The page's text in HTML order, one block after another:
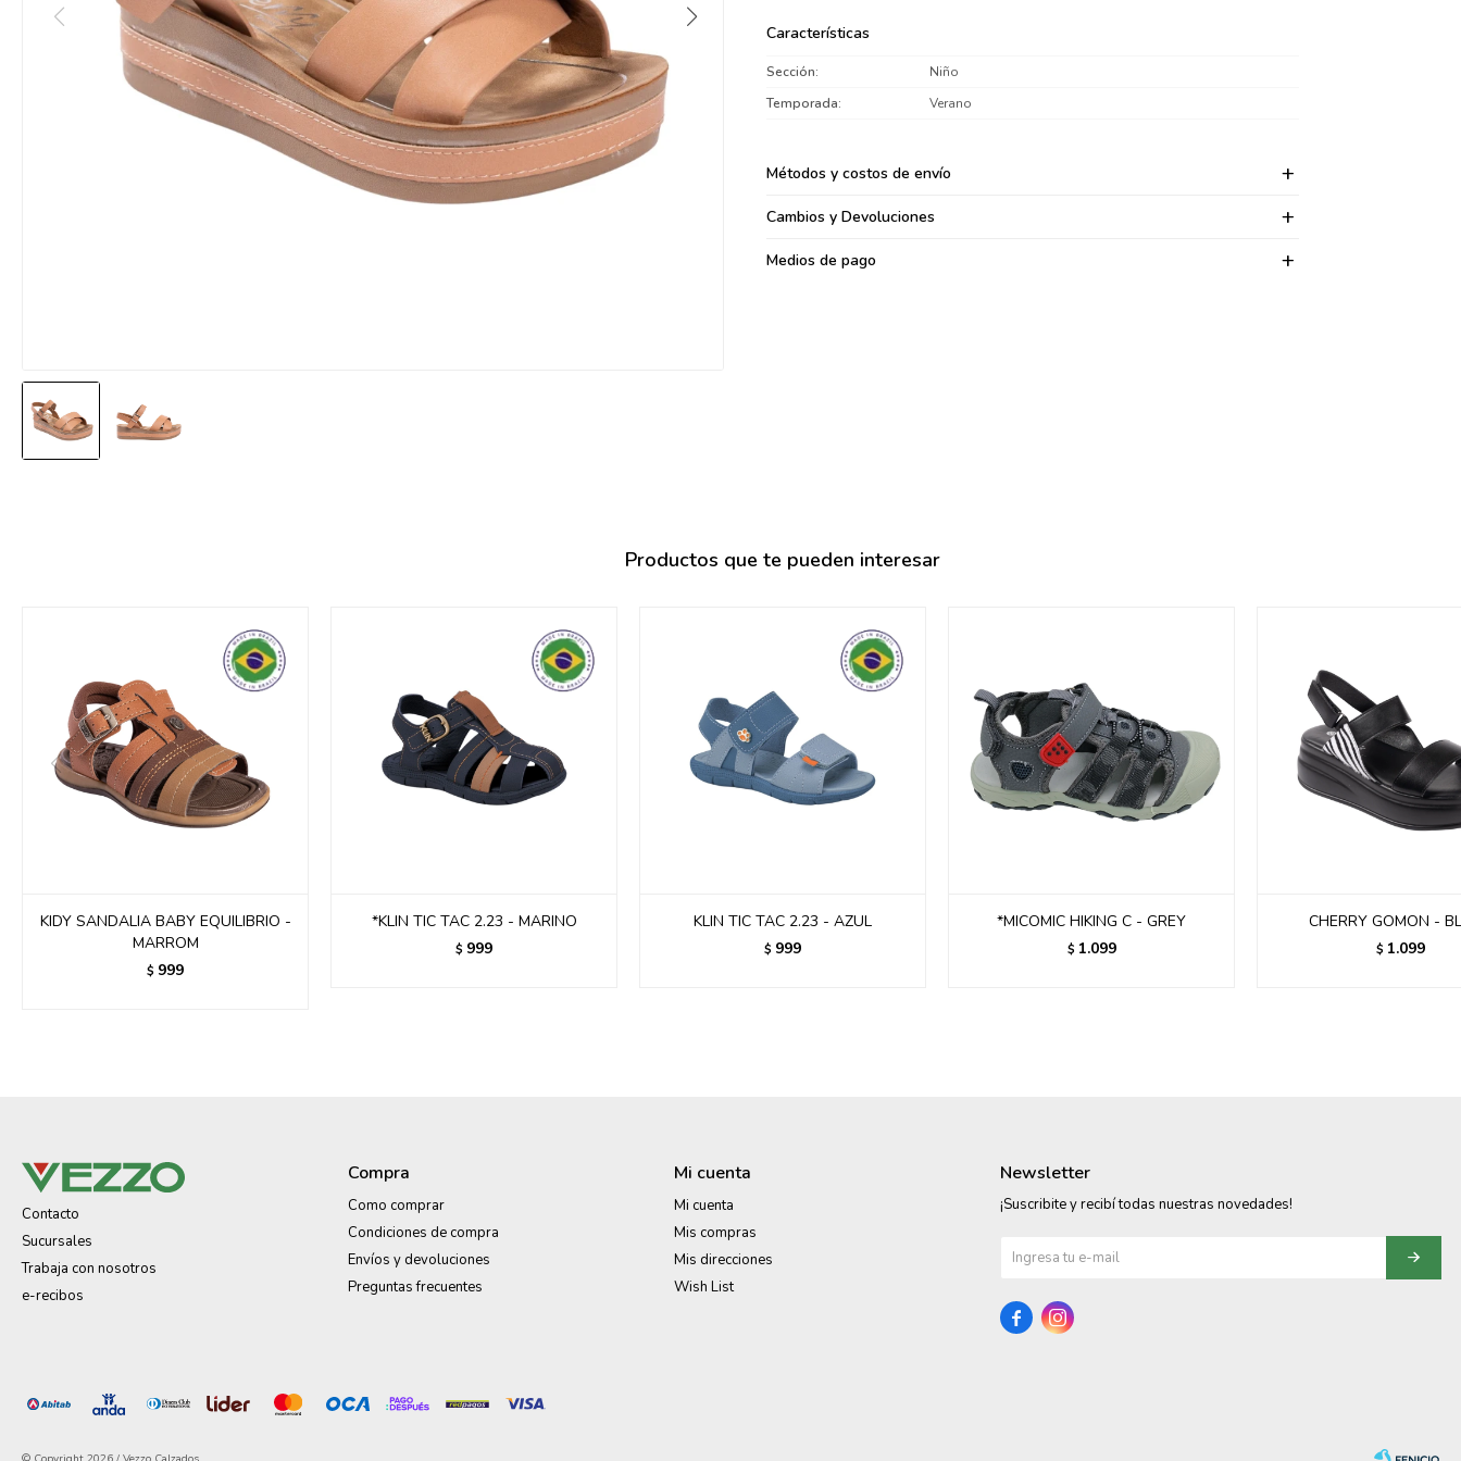
Características
Sección
Niño
Temporada
Verano
Métodos y costos de envío
Cambios y Devoluciones
Medios de pago
Productos que te pueden interesar
KIDY SANDALIA BABY EQUILIBRIO -
MARROM
$ 999
*KLIN TIC TAC 2.23 - MARINO
$ 999
KLIN TIC TAC 2.23 - AZUL
$ 999
*MICOMIC HIKING C - GREY
$ 1.099
CHERRY GOMON -
$ 1.099
095900376
095900383
095900383
095900354
Contacto
Sucursales
Trabaja con nosotros
e-recibos
Compra
Como comprar
Condiciones de compra
Envíos y devoluciones
Preguntas frecuentes
Mi cuenta
Mi cuenta
Mis compras
Mis direcciones
Wish List
Newsletter
¡Suscribite y recibí todas nuestras novedades!
 